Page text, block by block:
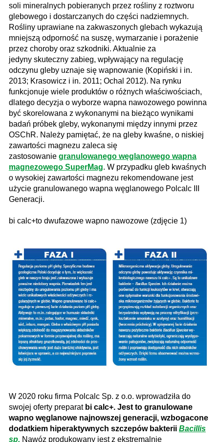
soli mineralnych pobieranych przez rośliny z roztworu
glebowego i dostarczanych do części nadziemnych.
Rośliny uprawiane na zakwaszonych glebach wykazują
mniejszą odporność na suszę, wymarzanie i porażenie
przez choroby oraz szkodniki. Aktualnie za
jedyny skuteczny zabieg, wpływający na regulację
odczynu gleby uznaje się wapnowanie (Kopiński i in.
2013; Krasowicz i in. 2011; Ochal 2012). Na rynku
funkcjonuje wiele produktów o różnych właściwościach,
dlatego decyzja o wyborze wapna nawozowego powinna
być skorelowana z wykonanymi na bieżąco wynikami
badań próbek gleby, wykonanymi między innymi przez
OSChR. Należy pamiętać, że na gleby kwaśne, o niskiej
zawartości magnezu zaleca się
zastosowanie granulowanego węglanowego wapna
magnezowego SuperMag. W przypadku gleb kwaśnych
o wysokiej zawartości magnezu rekomendowane jest
użycie granulowanego wapna węglanowego Polcalc III
Generacji.
bi calc+to dwufazowe wapno nawozowe (zdjęcie 1)
W 2020 roku firma Polcalc Sp. z o.o. wprowadziła do
swojej oferty preparat bi calc+. Jest to granulowane
wapno węglanowe najnowszej generacji, wzbogacone
dodatkiem hiperaktywnych szczepów bakterii Bacillis
sp. Nawóz produkowany jest z ekstremalnie